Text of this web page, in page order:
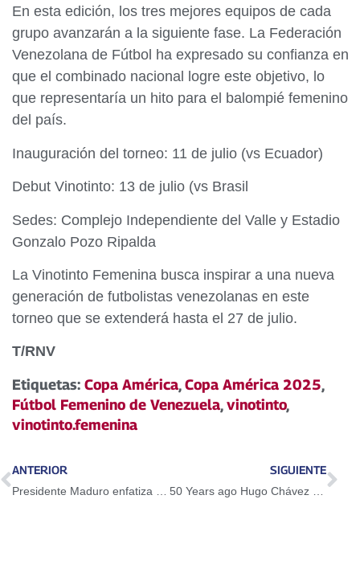
En esta edición, los tres mejores equipos de cada
grupo avanzarán a la siguiente fase. La Federación
Venezolana de Fútbol ha expresado su confianza en
que el combinado nacional logre este objetivo, lo
que representaría un hito para el balompié femenino
del país.
Inauguración del torneo: 11 de julio (vs Ecuador)
Debut Vinotinto: 13 de julio (vs Brasil
Sedes: Complejo Independiente del Valle y Estadio
Gonzalo Pozo Ripalda
La Vinotinto Femenina busca inspirar a una nueva
generación de futbolistas venezolanas en este
torneo que se extenderá hasta el 27 de julio.
T/RNV
Etiquetas: Copa América,Copa América 2025,
Fútbol Femenino de Venezuela,vinotinto,
vinotinto.femenina
ANTERIOR SIGUIENTE